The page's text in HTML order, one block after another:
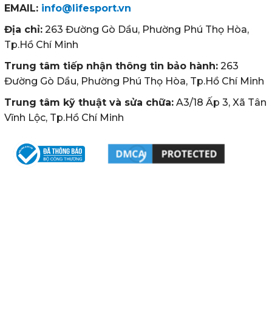
EMAIL: info@lifesport.vn
Địa chỉ: 263 Đường Gò Dầu, Phường Phú Thọ Hòa,
Tp.Hồ Chí Minh
Trung tâm tiếp nhận thông tin bảo hành: 263
Đường Gò Dầu, Phường Phú Thọ Hòa, Tp.Hồ Chí Minh
Trung tâm kỹ thuật và sửa chữa: A3/18 Ấp 3, Xã Tân
Vĩnh Lộc, Tp.Hồ Chí Minh